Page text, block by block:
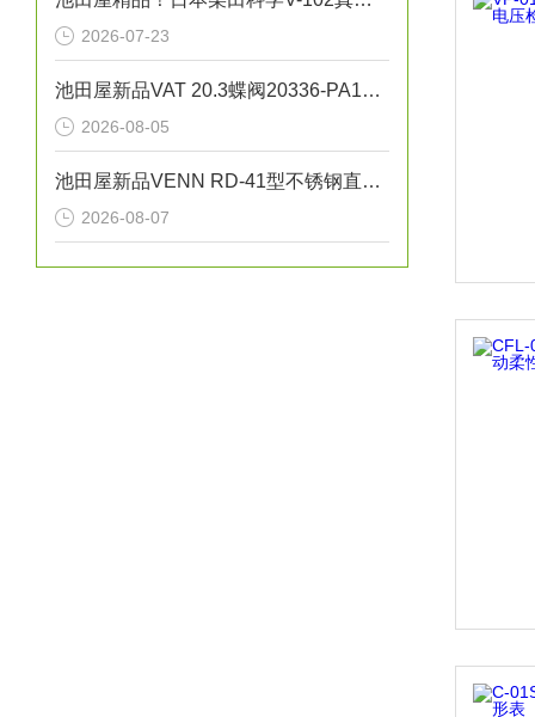
2026-07-23
池田屋新品VAT 20.3蝶阀20336-PA14正式发布
2026-08-05
池田屋新品VENN RD-41型不锈钢直动式蒸汽减压阀RD41-D-M25正式发布
2026-08-07